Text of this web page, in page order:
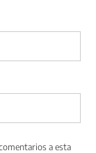
a esta